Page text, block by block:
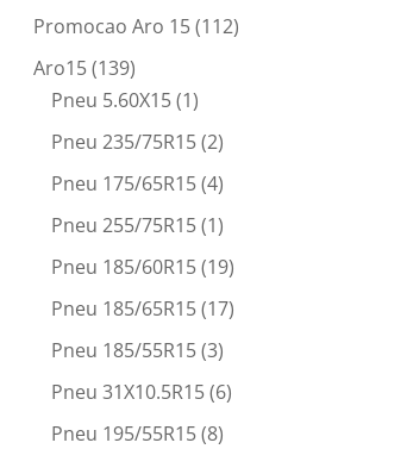
Promocao Aro 15(112)
Aro15(139)
Pneu 5.60X15(1)
Pneu 235/75R15(2)
Pneu 175/65R15(4)
Pneu 255/75R15(1)
Pneu 185/60R15(19)
Pneu 185/65R15(17)
Pneu 185/55R15(3)
Pneu 31X10.5R15(6)
Pneu 195/55R15(8)